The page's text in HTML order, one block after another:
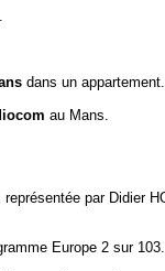
dans un appartement.
au Mans.
par Didier
Europe 2 sur